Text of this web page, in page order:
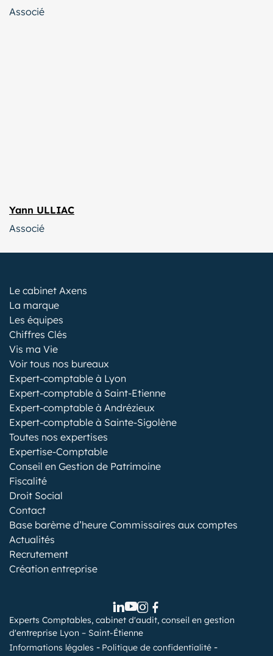
Associé
Yann ULLIAC
Associé
Le cabinet Axens
La marque
Les équipes
Chiffres Clés
Vis ma Vie
Voir tous nos bureaux
Expert-comptable à Lyon
Expert-comptable à Saint-Etienne
Expert-comptable à Andrézieux
Expert-comptable à Sainte-Sigolène
Toutes nos expertises
Expertise-Comptable
Conseil en Gestion de Patrimoine
Fiscalité
Droit Social
Contact
Base barème d’heure Commissaires aux comptes
Actualités
Recrutement
Création entreprise
Experts Comptables, cabinet d'audit, conseil en gestion
d'entreprise Lyon – Saint-Étienne
Informations légales
Politique de confidentialité